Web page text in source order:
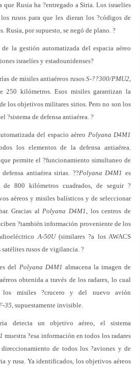
que Rusia ha ?entregado a Siria. Los israelíes
rusos para que les dieran los ?códigos de
Rusia, por supuesto, se negó de plano. ?
la gestión automatizada del espacia aéreo
israelíes y estadounidenses?
de misiles antiaéreos rusos S-??300/PMU2,
250 kilómetros. Esos misiles garantizan la
los objetivos militares sirios. Pero no son los
?sistema de defensa antiaérea. ?
del espacio aéreo Polyana D4M1
los elementos de la defensa antiaérea.
permite el ?funcionamiento simultaneo de
antiaérea sirias. ??Polyana D4M1 es
800 kilómetros cuadrados, de seguir ?
aéreos y misiles balísticos y de seleccionar
Gracias alPolyana D4M1, los centros de
?también información proveniente de los
A-50U(similares ?a los AWACS
rusos de vigilancia. ?
del Polyana D4M1 almacena la imagen de
obtenida a través de los radares, lo cual
los misiles ?crucero y del nuevo avión
35, supuestamente invisible.
detecta un objetivo aéreo, el sistema
muestra ?esa información en todos los radares
de todos los ?aviones y de
y rusa. Ya identificados, los objetivos aéreos